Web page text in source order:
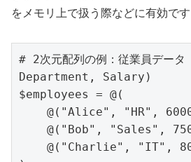
をメモリ上で扱う際などに有効です
# 2次元配列の例：従業員デー
Department, Salary)
$employees = @(